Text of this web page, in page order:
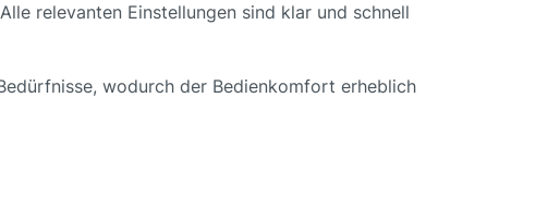
relevanten Einstellungen sind klar und schnell
wodurch der Bedienkomfort erheblich